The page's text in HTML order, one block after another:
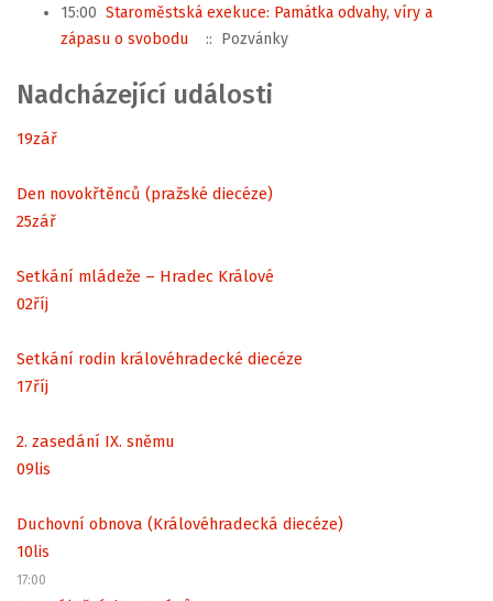
15:00 Staroměstská exekuce: Památka odvahy, víry a
zápasu o svobodu
:: Pozvánky
Nadcházející události
19zář
Den novokřtěnců (pražské diecéze)
25zář
Setkání mládeže – Hradec Králové
02říj
Setkání rodin královéhradecké diecéze
17říj
2. zasedání IX. sněmu
09lis
Duchovní obnova (Královéhradecká diecéze)
10lis
17:00